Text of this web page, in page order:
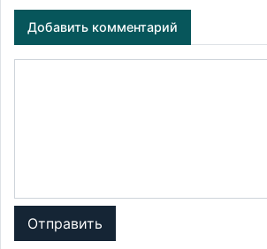
Добавить комментарий
Отправить